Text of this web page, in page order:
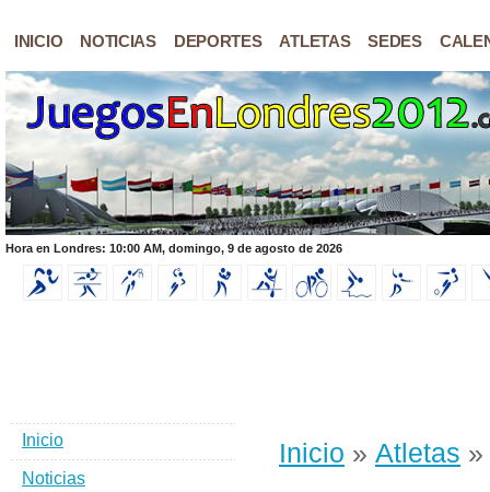
INICIO NOTICIAS DEPORTES ATLETAS SEDES
Hora en Londres: 10:00 AM, domingo, 9 de agosto de 2026
Inicio » Atletas »
Inicio
Noticias